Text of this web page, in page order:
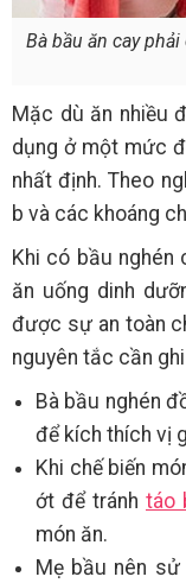
Bà bầu ăn cay
Mặc dù ăn nhiều
dụng ở một mức
nhất định. Theo
b và các khoáng
Khi có bầu nghén
ăn uống dinh
được sự an toàn
nguyên tắc cần
Bà bầu nghén
để kích thích vị
Khi chế biến
ớt để tránh táo
món ăn.
Mẹ bầu nên sử